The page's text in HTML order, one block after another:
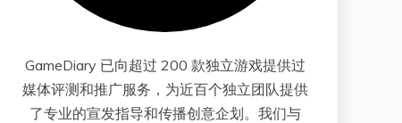
GameDiary 已向超过 200 款独立游戏提供过
媒体评测和推广服务，为近百个独立团队提供
了专业的宣发指导和传播创意企划。我们与